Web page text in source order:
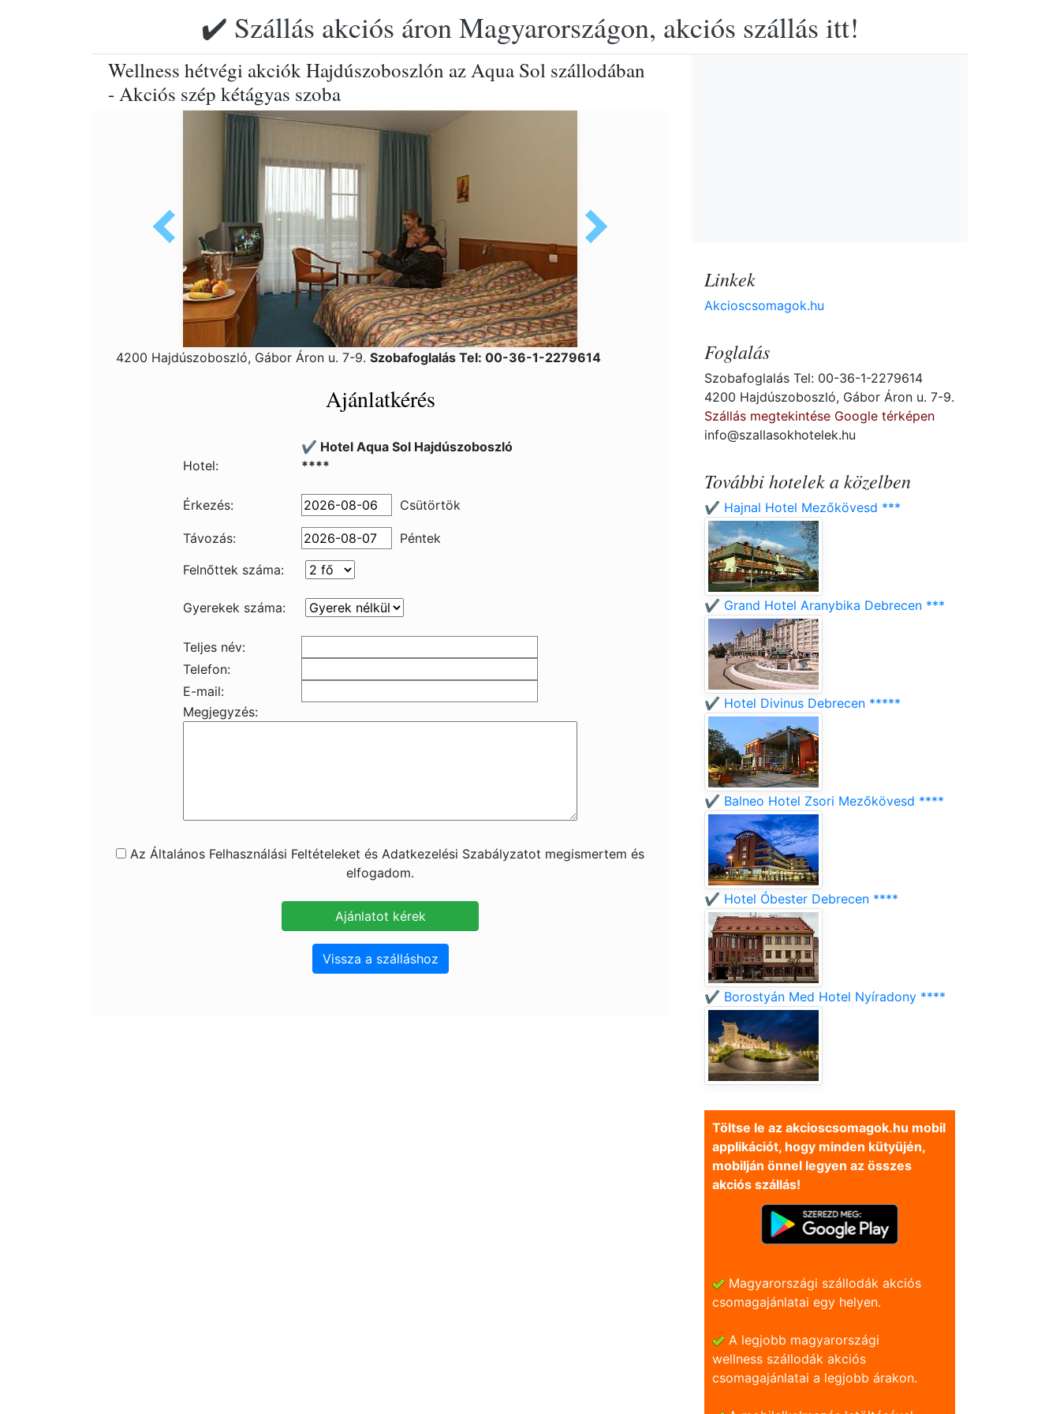
✔️ Szállás akciós áron Magyarországon, akciós szállás itt!
Wellness hétvégi akciók Hajdúszoboszlón az Aqua Sol szállodában
- Akciós szép kétágyas szoba
4200 Hajdúszoboszló, Gábor Áron u. 7-9. Szobafoglalás Tel: 00-36-1-2279614
Ajánlatkérés
Hotel:
✔️ Hotel Aqua Sol Hajdúszoboszló
****
Érkezés: Csütörtök
Távozás:
Péntek
Felnőttek száma:
Gyerekek száma:
Teljes név:
Telefon:
E-mail:
Megjegyzés:
Az Általános Felhasználási Feltételeket és Adatkezelési Szabályzatot megismertem és
elfogadom.
Vissza a szálláshoz
Linkek
Akcioscsomagok.hu
Foglalás
Szobafoglalás Tel: 00-36-1-2279614
4200 Hajdúszoboszló, Gábor Áron u. 7-9.
Szállás megtekintése Google térképen
info@szallasokhotelek.hu
További hotelek a közelben
✔️ Hajnal Hotel Mezőkövesd ***
✔️ Grand Hotel Aranybika Debrecen ***
✔️ Hotel Divinus Debrecen *****
✔️ Balneo Hotel Zsori Mezőkövesd ****
✔️ Hotel Óbester Debrecen ****
✔️ Borostyán Med Hotel Nyíradony ****
Töltse le az akcioscsomagok.hu mobil
applikációt, hogy minden kütyüjén,
mobilján önnel legyen az összes
akciós szállás!
Magyarországi szállodák akciós
csomagajánlatai egy helyen.
A legjobb magyarországi
wellness szállodák akciós
csomagajánlatai a legjobb árakon.